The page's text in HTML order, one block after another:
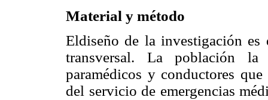
Material y método
Eldiseño de la investigación
transversal. La población la
paramédicos y conductores
del servicio de emergencias